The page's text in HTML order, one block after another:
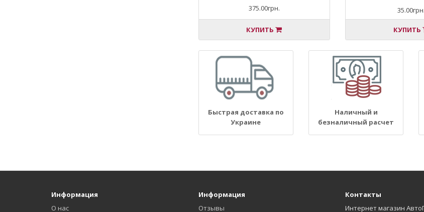
375.00грн.
КУПИТЬ
35.00грн.
КУПИТЬ
Быстрая доставка по
Украине
Наличный и
безналичный расчет
Информация
О нас
Информация
Отзывы
Контакты
Интернет магазин